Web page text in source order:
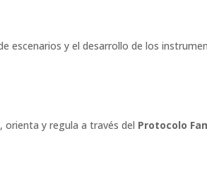
escenarios y el desarrollo de los
orienta y regula a través del Protocolo